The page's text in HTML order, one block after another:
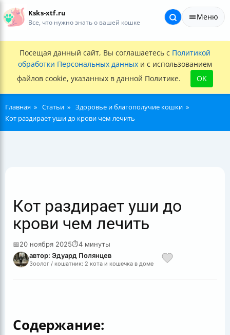
Ksks-xtf.ru
Все, что нужно знать о вашей кошке
Меню
Посещая данный сайт, Вы соглашаетесь с Политикой
обработки Персональных данных и с использованием
файлов cookie, указанных в данной Политике.
OK
Главная Статьи
Здоровье и благополучие кошки
Кот раздирает уши до крови чем лечить
Кот раздирает уши до
крови чем лечить
📅20 ноября 2025⏱4 минуты
автор: Эдуард Полянцев
Зоолог / кошатник: 2 кота и кошечка в доме
Содержание: